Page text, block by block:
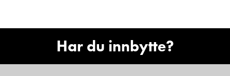
Vis epost
Har du innbytte?